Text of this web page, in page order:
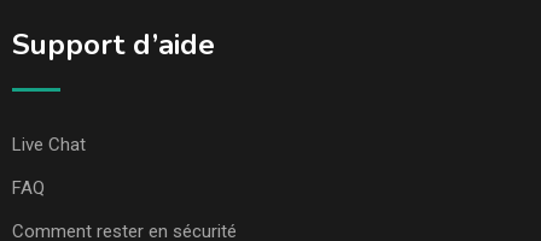
Support d’aide
Live Chat
FAQ
Comment rester en sécurité